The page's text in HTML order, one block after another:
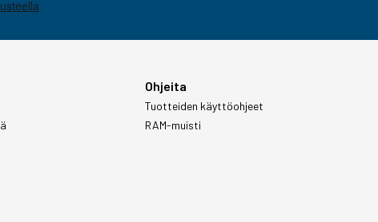
Ohjeita
Tuotteiden käyttöohjeet
RAM-muisti